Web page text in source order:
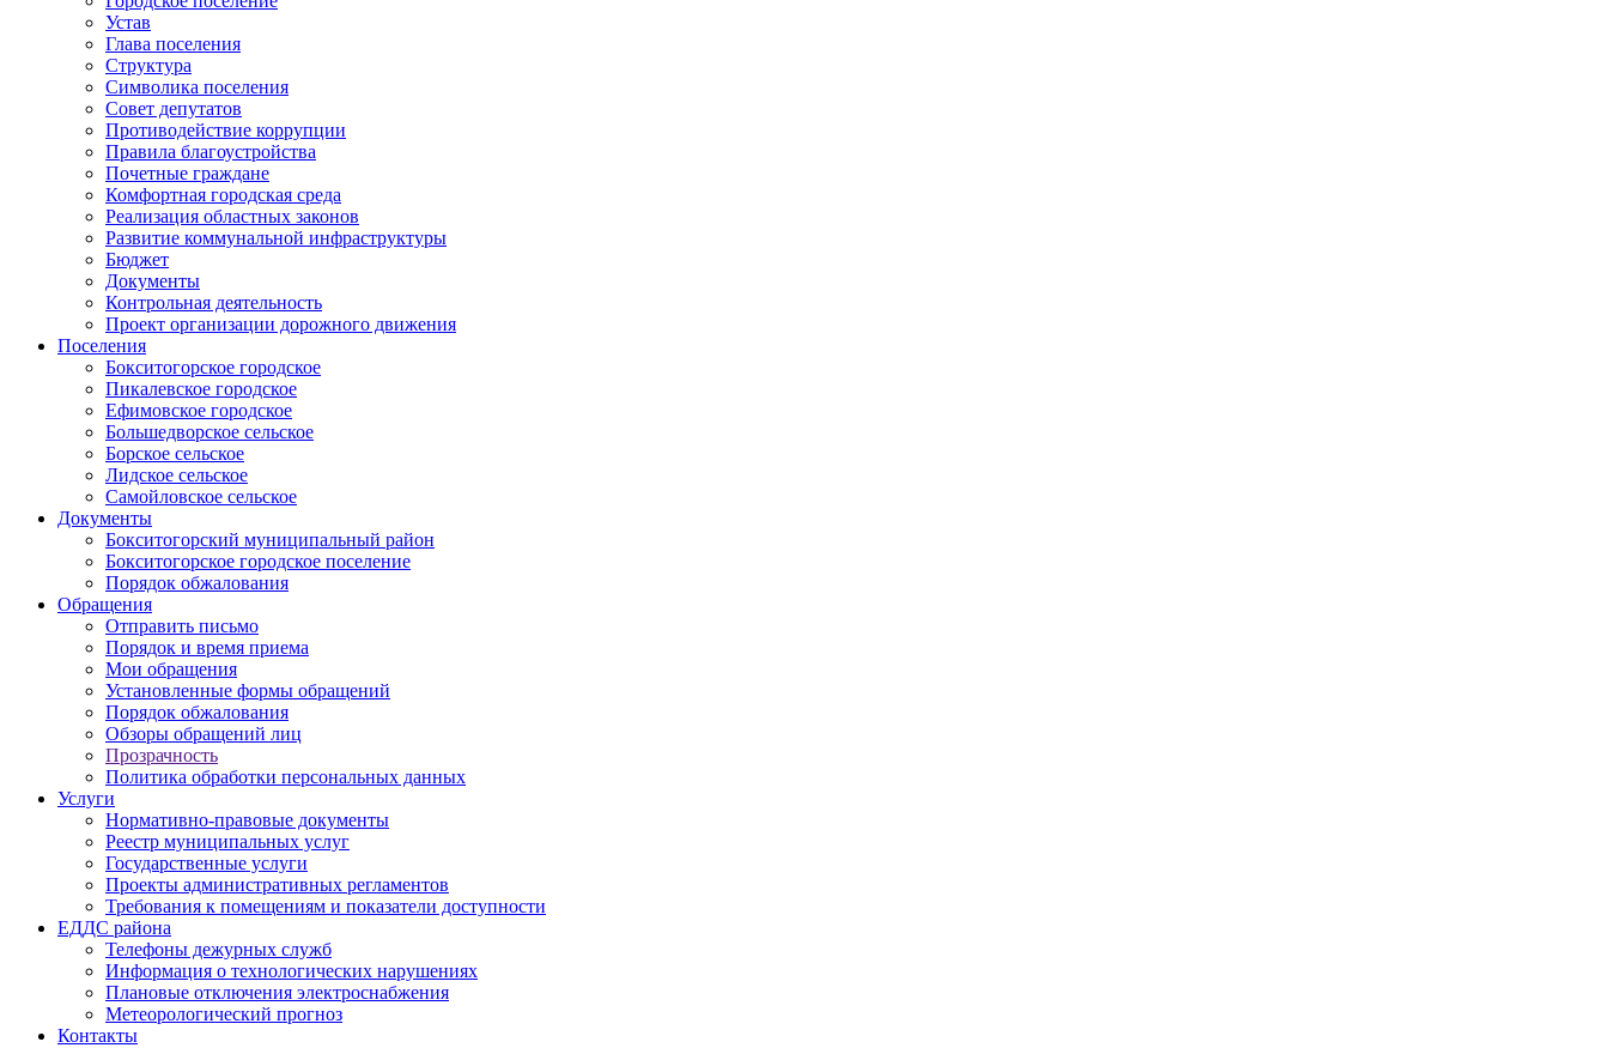
Устав
Глава поселения
Структура
Символика поселения
Совет депутатов
Противодействие коррупции
Правила благоустройства
Почетные граждане
Комфортная городская среда
Реализация областных законов
Развитие коммунальной инфраструктуры
Бюджет
Документы
Контрольная деятельность
Проект организации дорожного движения
Поселения
Бокситогорское городское
Пикалевское городское
Ефимовское городское
Большедворское сельское
Борское сельское
Лидское сельское
Самойловское сельское
Документы
Бокситогорский муниципальный район
Бокситогорское городское поселение
Порядок обжалования
Обращения
Отправить письмо
Порядок и время приема
Мои обращения
Установленные формы обращений
Порядок обжалования
Обзоры обращений лиц
Прозрачность
Политика обработки персональных данных
Услуги
Нормативно-правовые документы
Реестр муниципальных услуг
Государственные услуги
Проекты административных регламентов
Требования к помещениям и показатели доступности
ЕДДС района
Телефоны дежурных служб
Информация о технологических нарушениях
Плановые отключения электроснабжения
Метеорологический прогноз
Контакты